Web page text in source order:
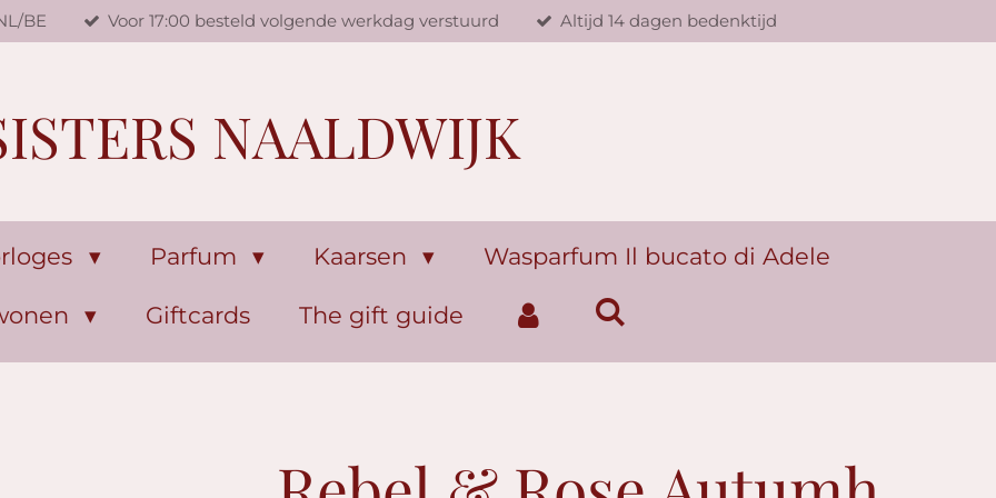
BE Voor 17:00 besteld volgende werkdag verstuurd Altijd 14 dagen bedenktijd
NAALDWIJK
Parfum Kaarsen Wasparfum Il bucato di Adele
Giftcards The gift guide